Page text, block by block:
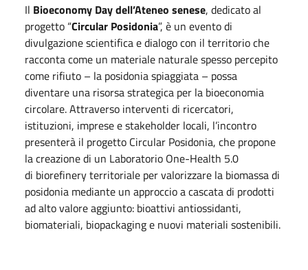
Il Bioeconomy Day dell’Ateneo senese, dedicato al
progetto “Circular Posidonia”, è un evento di
divulgazione scientifica e dialogo con il territorio che
racconta come un materiale naturale spesso percepito
come rifiuto – la posidonia spiaggiata – possa
diventare una risorsa strategica per la bioeconomia
circolare. Attraverso interventi di ricercatori,
istituzioni, imprese e stakeholder locali, l’incontro
presenterà il progetto Circular Posidonia, che propone
la creazione di un Laboratorio One-Health 5.0
di biorefinery territoriale per valorizzare la biomassa di
posidonia mediante un approccio a cascata di prodotti
ad alto valore aggiunto: bioattivi antiossidanti,
biomateriali, biopackaging e nuovi materiali sostenibili.